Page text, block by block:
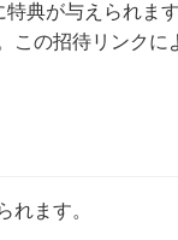
典が与えられます
この招待リンク
れます。